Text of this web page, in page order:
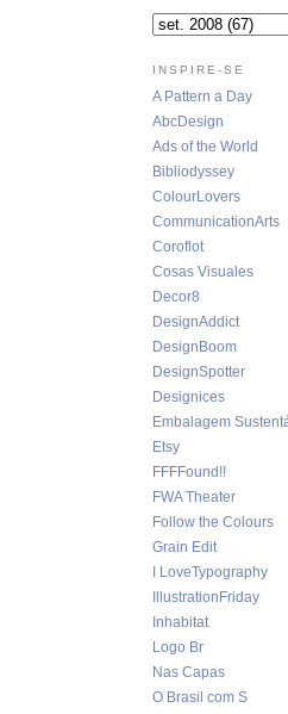
INSPIRE-SE
A Pattern a Day
AbcDesign
Ads of the World
Bibliodyssey
ColourLovers
CommunicationArts
Coroflot
Cosas Visuales
Decor8
DesignAddict
DesignBoom
DesignSpotter
Designices
Embalagem
Etsy
FFFFound!!
FWA Theater
Follow the Colours
Grain Edit
I LoveTypography
IllustrationFriday
Inhabitat
Logo Br
Nas Capas
O Brasil com S